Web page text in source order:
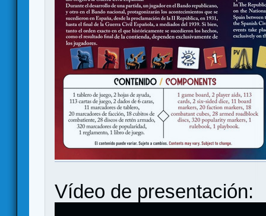
Vídeo de presentación: